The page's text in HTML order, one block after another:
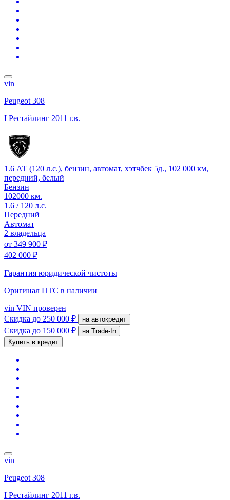
vin
Peugeot 308
I Рестайлинг 2011 г.в.
1.6 АТ (120 л.с.), бензин, автомат, хэтчбек 5д., 102 000 км,
передний, белый
Бензин
102000 км.
1.6 / 120 л.с.
Передний
Автомат
2 владельца
от 349 900 ₽
402 000 ₽
Гарантия юридической чистоты
Оригинал ПТС в наличии
vin VIN проверен
Скидка до 250 000 ₽ на автокредит
Скидка до 150 000 ₽
на Trade-In
Купить в кредит
vin
Peugeot 308
I Рестайлинг 2011 г.в.